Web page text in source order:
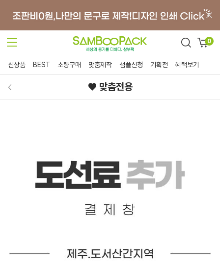
0
신상품 BEST 소량구매 맞춤제작 샘플신청 기획전 혜택보기
♥ 맞춤전용